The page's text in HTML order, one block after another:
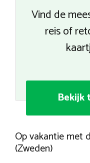
Vind de
reis of
Bekijk
Op vakantie met
(Zweden)